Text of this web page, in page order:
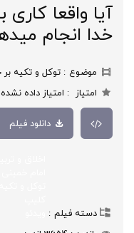
آیا واقعا کاری
خدا انجام
موضوع
توکل و تکیه بر
امتیاز
امتیاز داده نشده
دانلود فیلم
دسته فیلم